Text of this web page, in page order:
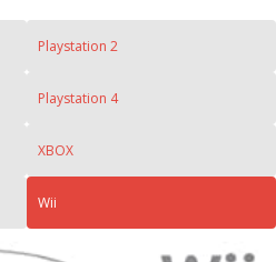
Playstation 2
Playstation 4
XBOX
Wii